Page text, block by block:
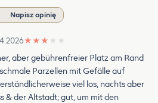
Napisz opinię
★ ★ ★ ★ ★
aber gebührenfreier Platz am Rand
Parzellen mit Gefälle auf
viel los, nachts aber
& der Altstadt; gut, um mit den